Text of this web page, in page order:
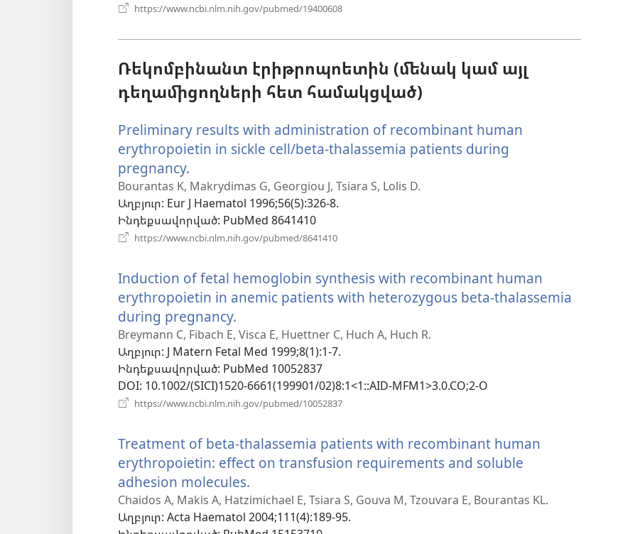
https://www.ncbi.nlm.nih.gov/pubmed/19400608
Ռեկոմբինանտ էրիթրոպոետին (մենակ կամ այլ
դեղամիցողների հետ համակցված)
Preliminary results with administration of recombinant human
erythropoietin in sickle cell/beta-thalassemia patients during
pregnancy.
է
նոր
պատուհան)
Bourantas K, Makrydimas G, Georgiou J, Tsiara S, Lolis D.
Աղբյուր‎: Eur J Haematol 1996;56(5):326-8.
Ինդեքսավորված‎: PubMed 8641410
https://www.ncbi.nlm.nih.gov/pubmed/8641410
պատուհան)
Induction of fetal hemoglobin synthesis with recombinant human
erythropoietin in anemic patients with heterozygous beta-thalassemia
during pregnancy.
է
նոր
պատուհան)
Breymann C, Fibach E, Visca E, Huettner C, Huch A, Huch R.
Աղբյուր‎: J Matern Fetal Med 1999;8(1):1-7.
Ինդեքսավորված‎: PubMed 10052837
DOI‎: 10.1002/(SICI)1520-6661(199901/02)8:1<1::AID-MFM1>3.0.CO;2-O
https://www.ncbi.nlm.nih.gov/pubmed/10052837
պատուհան)
Treatment of beta-thalassemia patients with recombinant human
erythropoietin: effect on transfusion requirements and soluble
adhesion molecules.
է
նոր
Chaidos A, Makis A, Hatzimichael E, Tsiara S, Gouva M, Tzouvara E, Bourantas KL.
Աղբյուր‎: Acta Haematol 2004;111(4):189-95.